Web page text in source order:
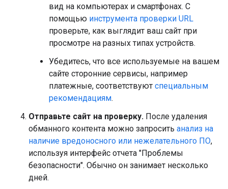
вид на компьютерах и смартфонах. С
помощью инструмента проверки URL
проверьте, как выглядит ваш сайт при
просмотре на разных типах устройств.
Убедитесь, что все используемые на вашем
сайте сторонние сервисы, например
платежные, соответствуют специальным
рекомендациям.
Отправьте сайт на проверку. После удаления
обманного контента можно запросить анализ на
наличие вредоносного или нежелательного ПО,
используя интерфейс отчета "Проблемы
безопасности". Обычно он занимает несколько
дней.